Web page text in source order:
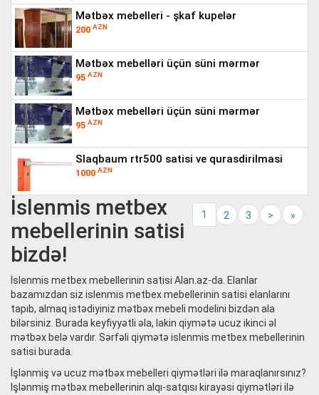
mətbəx mebelleri - şkaf kupelər
200 AZN
mətbəx mebelləri üçün süni mərmər
95 AZN
mətbəx mebelləri üçün süni mərmər
95 AZN
slaqbaum rtr500 satisi ve qurasdirilmasi
1000 AZN
1 2 3 > »
İslenmis metbex
mebellerinin satisi
bizdə!
İslenmis metbex mebellerinin satisi Alan.az-da. Elanlar
bazamızdan siz islenmis metbex mebellerinin satisi elanlarını
tapıb, almaq istədiyiniz mətbəx mebeli modelini bizdən ala
bilərsiniz. Burada keyfiyyətli əla, lakin qiymətə ucuz ikinci əl
mətbəx belə vardır. Sərfəli qiymətə islenmis metbex mebellerinin
satisi burada.
İşlənmiş və ucuz mətbəx mebelleri qiymətləri ilə maraqlanırsınız?
Işlənmiş mətbəx mebellerinin alqı-satqısı kirayəsi qiymətləri ilə